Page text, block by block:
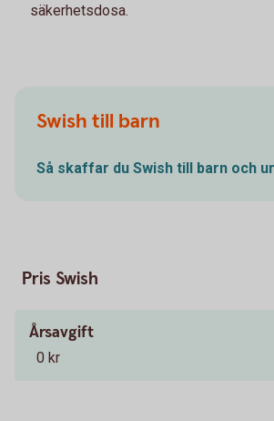
säkerhetsdosa.
Swish till barn
Så skaffar du Swish till barn och
Pris Swish
Årsavgift
0 kr